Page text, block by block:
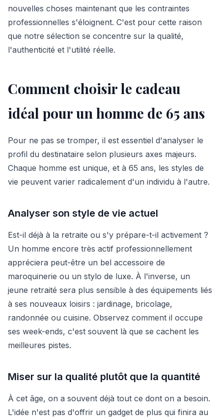
nouvelles choses maintenant que les contraintes
professionnelles s'éloignent. C'est pour cette raison
que notre sélection se concentre sur la qualité,
l'authenticité et l'utilité réelle.
Comment choisir le cadeau
idéal pour un homme de 65 ans
Pour ne pas se tromper, il est essentiel d'analyser le
profil du destinataire selon plusieurs axes majeurs.
Chaque homme est unique, et à 65 ans, les styles de
vie peuvent varier radicalement d'un individu à l'autre.
Analyser son style de vie actuel
Est-il déjà à la retraite ou s'y prépare-t-il activement ?
Un homme encore très actif professionnellement
appréciera peut-être un bel accessoire de
maroquinerie ou un stylo de luxe. À l'inverse, un
jeune retraité sera plus sensible à des équipements liés
à ses nouveaux loisirs : jardinage, bricolage,
randonnée ou cuisine. Observez comment il occupe
ses week-ends, c'est souvent là que se cachent les
meilleures pistes.
Miser sur la qualité plutôt que la quantité
À cet âge, on a souvent déjà tout ce dont on a besoin.
L'idée n'est pas d'offrir un gadget de plus qui finira au